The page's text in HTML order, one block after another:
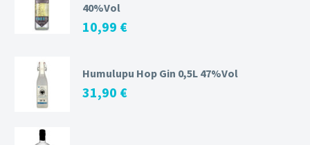
40%Vol
10,99 €
Humulupu Hop Gin 0,5L 47%Vol
31,90 €